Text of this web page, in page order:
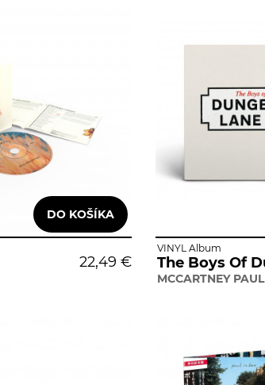
22,49 €
VINYL Album
MCCARTNEY PAUL